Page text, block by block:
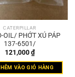
CATERPILLAR
OIL/ PHỚT XÚ PÁP
137-6501/
121,000₫
VÀO GIỎ HÀNG